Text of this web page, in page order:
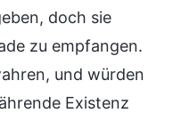
doch sie
zu empfangen.
und würden
Existenz